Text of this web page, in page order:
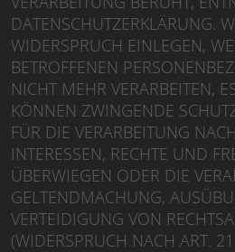
DATENSCHUTZERKLÄRUNG.
WIDERSPRUCH EINLEGEN,
BETROFFENEN
NICHT MEHR VERARBEITEN,
KÖNNEN ZWINGENDE
FÜR DIE VERARBEITUNG
INTERESSEN, RECHTE UND
ÜBERWIEGEN ODER DIE
GELTENDMACHUNG,
VERTEIDIGUNG VON
(WIDERSPRUCH NACH ART.